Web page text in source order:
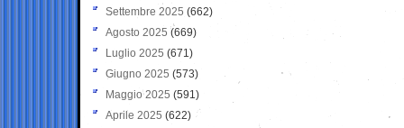
Settembre 2025 (662)
Agosto 2025 (669)
Luglio 2025 (671)
Giugno 2025 (573)
Maggio 2025 (591)
Aprile 2025 (622)